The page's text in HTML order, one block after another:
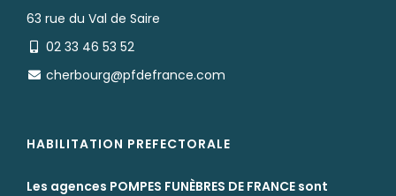
63 rue du Val de Saire
02 33 46 53 52
cherbourg@pfdefrance.com
HABILITATION PREFECTORALE
Les agences POMPES FUNÈBRES DE FRANCE sont